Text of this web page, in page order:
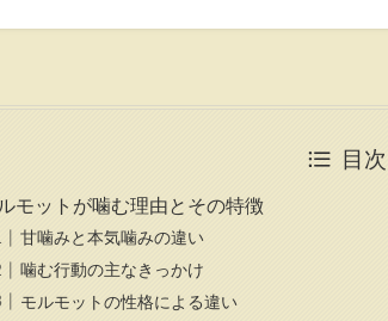
目次
モットが噛む理由とその特徴
甘噛みと本気噛みの違い
噛む行動の主なきっかけ
モルモットの性格による違い